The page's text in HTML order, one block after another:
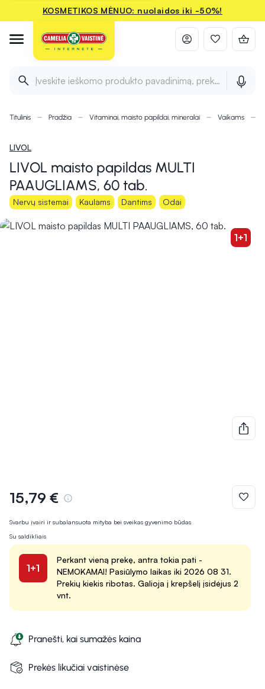
KOSMETIKOS MĖNUO: nuolaidos iki -50%!
Įveskite ieškomo produkto pavadinimą, prekės ženklą ir
Titulinis Pradžia Vitaminai, maisto papildai, mineralai Vaikams
LIVOL
LIVOL maisto papildas MULTI
PAAUGLIAMS, 60 tab.
Nervų sistemai Kaulams Dantims Odai
1+1
Svarbu įvairi ir subalansuota mityba bei sveikas gyvenimo būdas
Su saldikliais
1+1
Perkant vieną prekę, antra tokia pati -
NEMOKAMAI! Pasiūlymo laikas iki 2026 08 31.
Prekių kiekis ribotas. Galioja į krepšelį įsidėjus 2
vnt.
15,79 €
Pranešti, kai sumažės kaina
Prekės likučiai vaistinėse